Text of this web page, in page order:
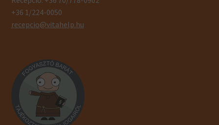
+36 1/224-0050
recepcio@vitahelp.hu